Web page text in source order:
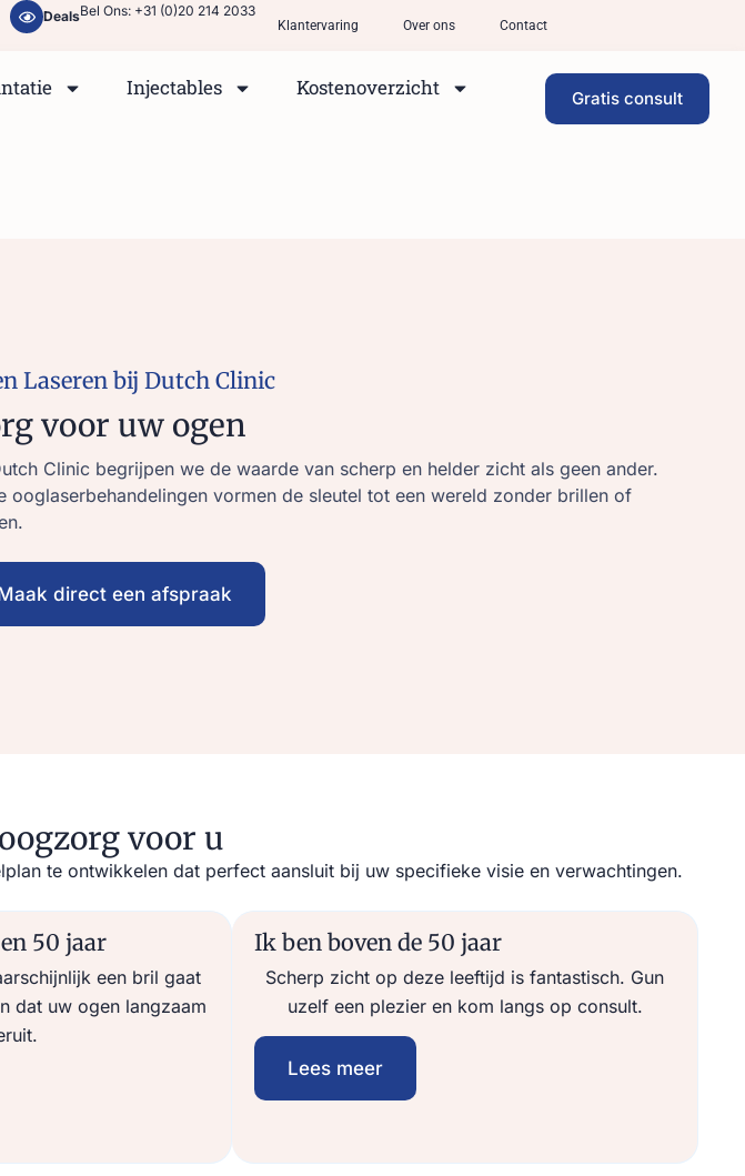
DealsBel Ons: +31 (0)20 214 2033
Klantervaring Over ons Contact
Injectables Kostenoverzicht Gratis consult
Laseren bij Dutch Clinic
voor uw ogen
Clinic begrijpen we de waarde van scherp en helder zicht als geen ander.
ooglaserbehandelingen vormen de sleutel tot een wereld zonder brillen of
direct een afspraak
voor u
te ontwikkelen dat perfect aansluit bij uw specifieke visie en verwachtingen.
50 jaar
een bril gaat
dat uw ogen langzaam
Ik ben boven de 50 jaar
Scherp zicht op deze leeftijd is fantastisch. Gun
uzelf een plezier en kom langs op consult.
Lees meer